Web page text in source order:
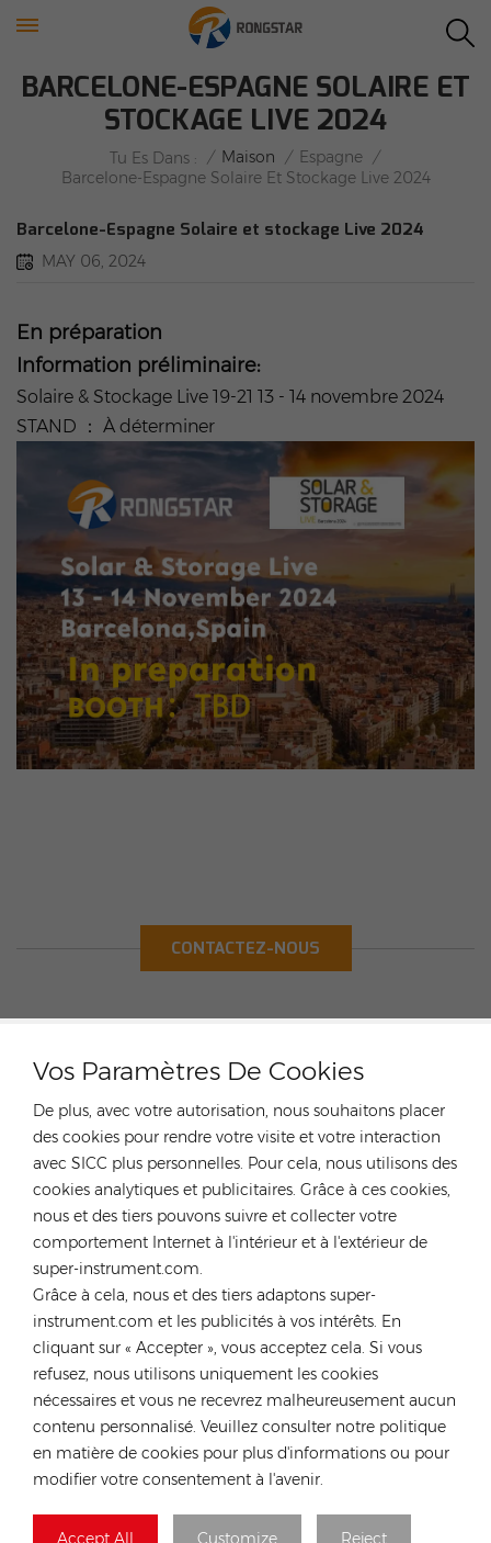
Vos Paramètres De Cookies
De plus, avec votre autorisation, nous souhaitons placer
des cookies pour rendre votre visite et votre interaction
avec SICC plus personnelles. Pour cela, nous utilisons des
cookies analytiques et publicitaires. Grâce à ces cookies,
nous et des tiers pouvons suivre et collecter votre
comportement Internet à l'intérieur et à l'extérieur de
super-instrument.com.
Grâce à cela, nous et des tiers adaptons super-
instrument.com et les publicités à vos intérêts. En
cliquant sur « Accepter », vous acceptez cela. Si vous
refusez, nous utilisons uniquement les cookies
nécessaires et vous ne recevrez malheureusement aucun
contenu personnalisé. Veuillez consulter notre politique
en matière de cookies pour plus d'informations ou pour
modifier votre consentement à l'avenir.
Accept All Customize Reject
BARCELONE-ESPAGNE SOLAIRE ET
STOCKAGE LIVE 2024
Tu Es Dans : / Maison / Espagne /
Barcelone-Espagne Solaire Et Stockage Live 2024
Barcelone-Espagne Solaire et stockage Live 2024
MAY 06, 2024
En préparation
Information préliminaire:
Solaire & Stockage Live 19-21 13 - 14 novembre 2024
STAND ： À déterminer
CONTACTEZ-NOUS
CATÉGORIES
PRODUITS POPULAIRES
CONTACTEZ NOTRE EXPERT
Allemagne
Tél :+49 176 55258880
anna@rongstar.com
Bureau et entrepôt :Industriestraße 40, 52457
Aldenhoven, Deutschland
Hong Kong
Tél :+852 54222219